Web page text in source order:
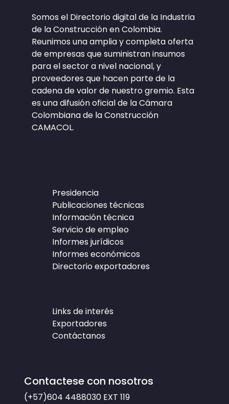
Somos el Directorio digital de la Industria
de la Construcción en Colombia.
Reunimos una amplia y completa oferta
de empresas que suministran insumos
para el sector a nivel nacional, y
proveedores que hacen parte de la
cadena de valor de nuestro gremio. Esta
es una difusión oficial de la Cámara
Colombiana de la Construcción
CAMACOL.
Presidencia
Publicaciones técnicas
Información técnica
Servicio de empleo
Informes jurídicos
Informes económicos
Directorio exportadores
Links de interés
Exportadores
Contáctanos
Contactese con nosotros
(+57)604 4488030 EXT 119